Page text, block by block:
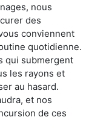
nous
des
conviennent
quotidienne.
qui submergent
les rayons et
au hasard.
et nos
de ces